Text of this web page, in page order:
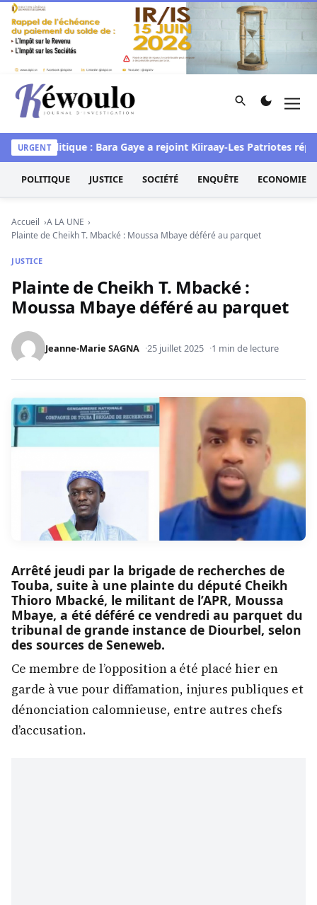
Aller au contenu
Kéwoulo, le premier site d'information et d'investigation
Rechercher
URGENT
Politique : Bara Gaye a rejoint Kiiraay-Les Patriotes
POLITIQUE JUSTICE SOCIÉTÉ ENQUÊTE ECONOMIE
Accueil
A LA UNE
Plainte de Cheikh T. Mbacké : Moussa Mbaye déféré au parquet
JUSTICE
Plainte de Cheikh T. Mbacké :
Moussa Mbaye déféré au parquet
Jeanne-Marie SAGNA 25 juillet 2025 1 min de lecture
Arrêté jeudi par la brigade de recherches de
Touba, suite à une plainte du député Cheikh
Thioro Mbacké, le militant de l’APR, Moussa
Mbaye, a été déféré ce vendredi au parquet du
tribunal de grande instance de Diourbel, selon
des sources de Seneweb.
Ce membre de l’opposition a été placé hier en
garde à vue pour diffamation, injures publiques et
dénonciation calomnieuse, entre autres chefs
d’accusation.